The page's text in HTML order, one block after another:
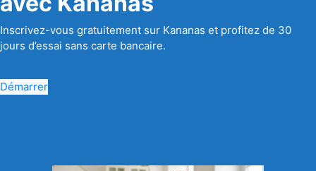
Inscrivez-vous gratuitement sur Kananas et profitez de 30
jours d’essai sans carte bancaire.
Démarrer